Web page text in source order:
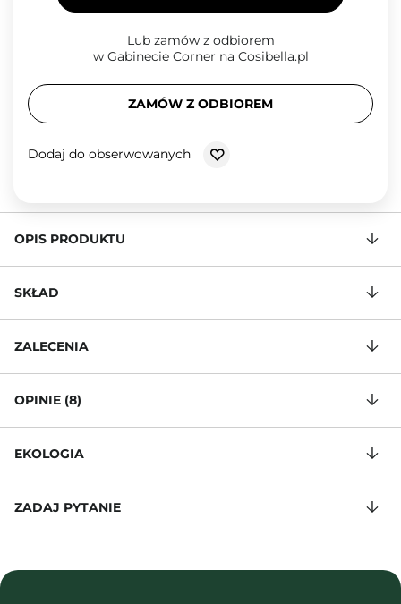
Lub zamów z odbiorem
w Gabinecie Corner na Cosibella.pl
ZAMÓW Z ODBIOREM
Dodaj do obserwowanych
OPIS PRODUKTU
SKŁAD
ZALECENIA
OPINIE (8)
EKOLOGIA
ZADAJ PYTANIE